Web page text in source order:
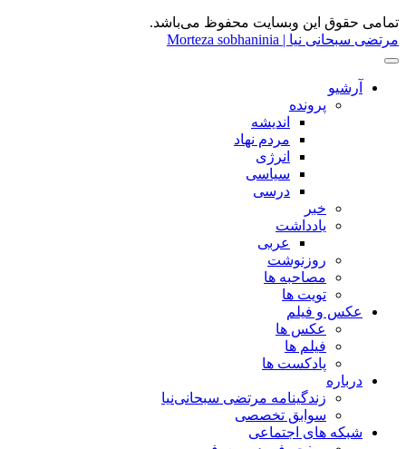
تمامی حقوق این وبسایت محفوظ می‌باشد.
مرتضی سبحانی نیا | Morteza sobhaninia
آرشیو
پرونده
اندیشه
مردم نهاد
انرژی
سیاسی
درسی
خبر
یادداشت
عربی
روزنوشت
مصاحبه ها
تویت ها
عکس و فیلم
عکس ها
فیلم ها
پادکست ها
درباره
زندگینامه مرتضی سبحانی‌نیا
سوابق تخصصی
شبکه های اجتماعی